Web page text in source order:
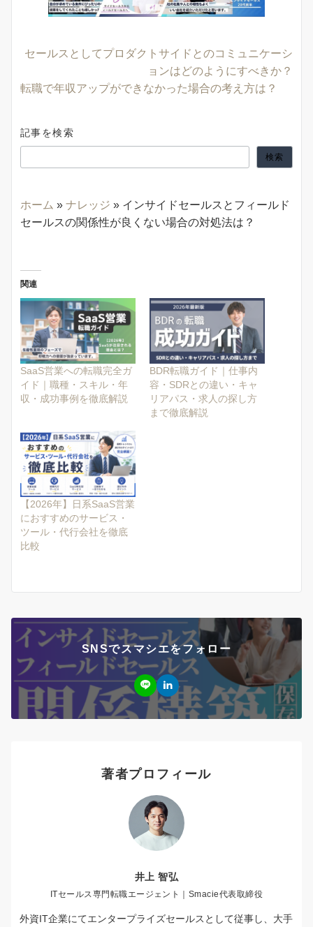
セールスとしてプロダクトサイドとのコミュニケーシ
ョンはどのようにすべきか？
転職で年収アップができなかった場合の考え方は？
記事を検索
検索
ホーム » ナレッジ » インサイドセールスとフィールド
セールスの関係性が良くない場合の対処法は？
関連
SaaS営業への転職完全ガ
イド｜職種・スキル・年
収・成功事例を徹底解説
BDR転職ガイド｜仕事内
容・SDRとの違い・キャ
リアパス・求人の探し方
まで徹底解説
【2026年】日系SaaS営業
におすすめのサービス・
ツール・代行会社を徹底
比較
SNSでスマシエをフォロー
著者プロフィール
井上 智弘
ITセールス専門転職エージェント｜Smacie代表取締役
外資IT企業にてエンタープライズセールスとして従事し、大手